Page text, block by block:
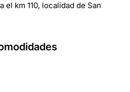
el km 110, localidad de San